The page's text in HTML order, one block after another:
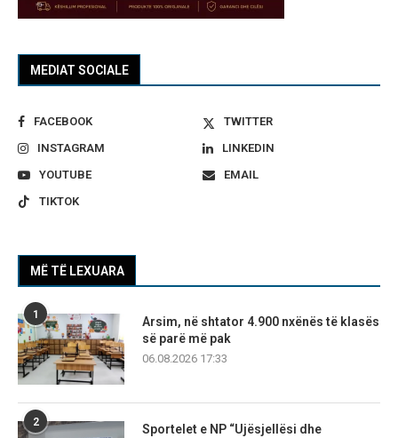
MEDIAT SOCIALE
FACEBOOK
TWITTER
INSTAGRAM
LINKEDIN
YOUTUBE
EMAIL
TIKTOK
MË TË LEXUARA
1
Arsim, në shtator 4.900 nxënës të klasës
së parë më pak
06.08.2026 17:33
2
Sportelet e NP “Ujësjellësi dhe